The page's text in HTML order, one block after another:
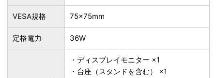
VESA規格 75×75mm
定格電力 36W
・ディスプレイモニター ×1
・台座（スタンドを含む） ×1